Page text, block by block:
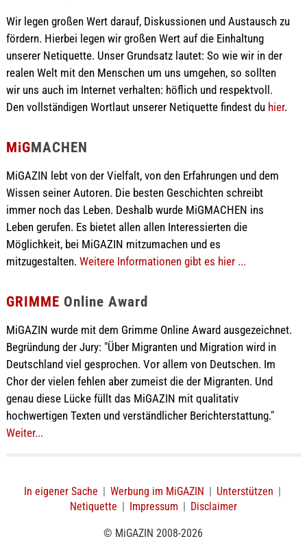
Wir legen großen Wert darauf, Diskussionen und Austausch zu
fördern. Hierbei legen wir großen Wert auf die Einhaltung
unserer Netiquette. Unser Grundsatz lautet: So wie wir in der
realen Welt mit den Menschen um uns umgehen, so sollten
wir uns auch im Internet verhalten: höflich und respektvoll.
Den vollständigen Wortlaut unserer Netiquette findest du hier.
MiGMACHEN
MiGAZIN lebt von der Vielfalt, von den Erfahrungen und dem
Wissen seiner Autoren. Die besten Geschichten schreibt
immer noch das Leben. Deshalb wurde MiGMACHEN ins
Leben gerufen. Es bietet allen allen Interessierten die
Möglichkeit, bei MiGAZIN mitzumachen und es
mitzugestalten. Weitere Informationen gibt es hier ...
GRIMME Online Award
MiGAZIN wurde mit dem Grimme Online Award ausgezeichnet.
Begründung der Jury: "Über Migranten und Migration wird in
Deutschland viel gesprochen. Vor allem von Deutschen. Im
Chor der vielen fehlen aber zumeist die der Migranten. Und
genau diese Lücke füllt das MiGAZIN mit qualitativ
hochwertigen Texten und verständlicher Berichterstattung."
Weiter...
In eigener Sache | Werbung im MiGAZIN | Unterstützen |
Netiquette | Impressum | Disclaimer
© MiGAZIN 2008-2026